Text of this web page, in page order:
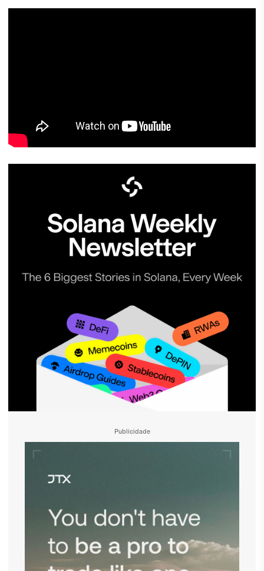
Publicidade